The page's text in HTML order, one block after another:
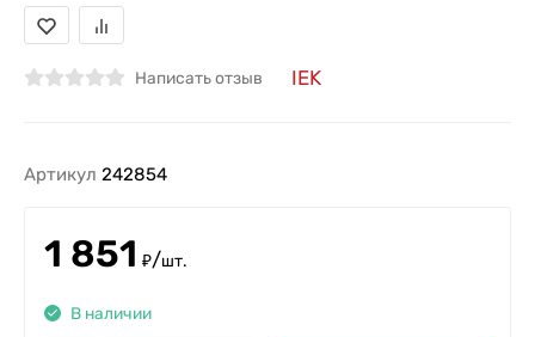
Написать отзыв IEK
Артикул 242854
1 851 ₽/шт.
В наличии